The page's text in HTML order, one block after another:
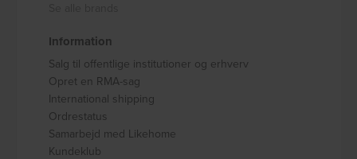
Information
Salg til offentlige institutioner og erhverv
Opret en RMA-sag
International shipping
Ordrestatus
Samarbejd med Likehome
Kundeklub